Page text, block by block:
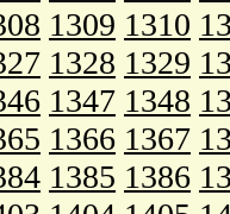
1309 1310
1328 1329
1347 1348
1366 1367
1385 1386